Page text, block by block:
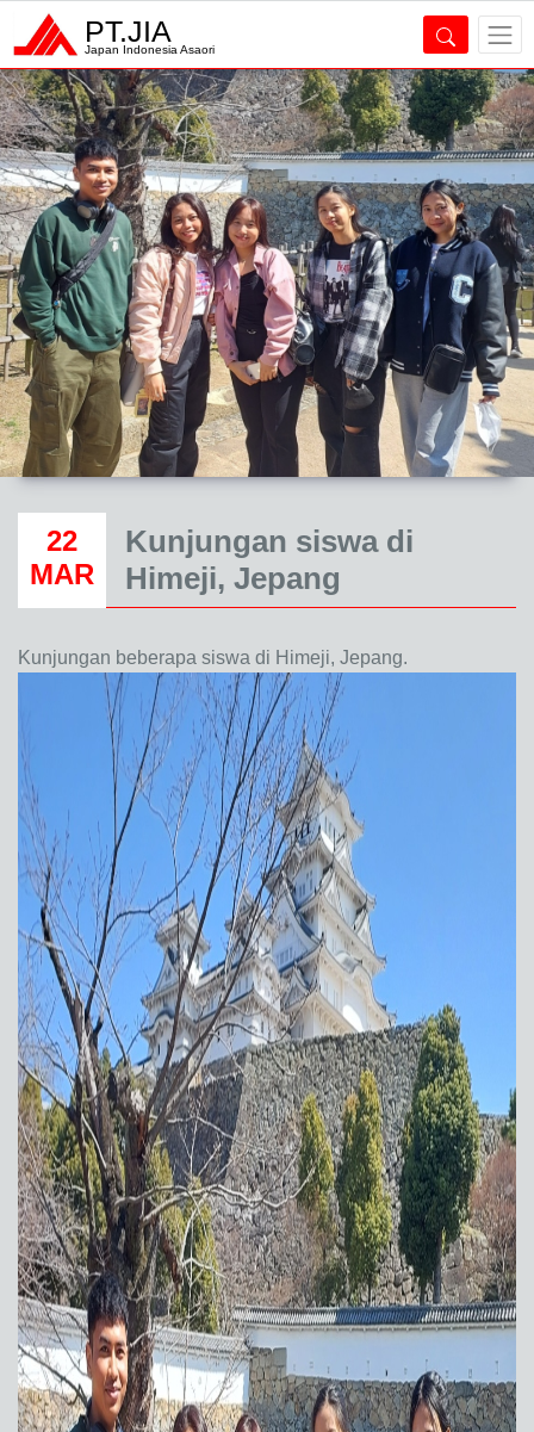
PT.JIA
Japan Indonesia Asaori
22
MAR
Kunjungan siswa di
Himeji, Jepang
Kunjungan beberapa siswa di Himeji, Jepang.